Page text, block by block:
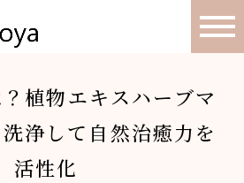
植物エキスハーブマ
浄して自然治癒力を
活性化